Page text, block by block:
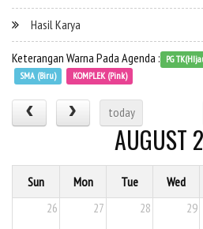
Hasil Karya
Keterangan Warna Pada Agenda : PG
SMA (Biru)
KOMPLEK (Pink)
today
AUGUST
Sun Mon Tue Wed
26
27 28 29